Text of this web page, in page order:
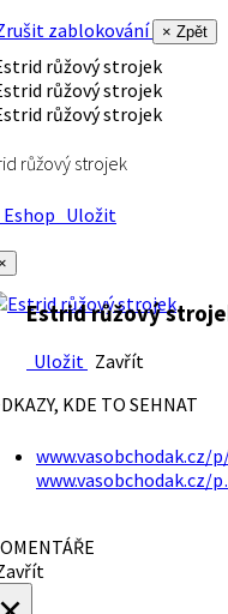
zablokování
× Zpět
růžový strojek
Uložit
Estrid růžový
Uložit Zavřít
KDE TO SEHNAT
www.vasobchodak.cz/